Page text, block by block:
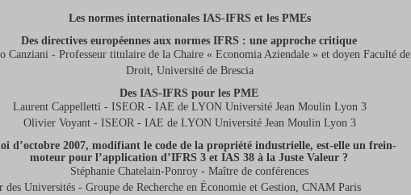
Les normes internationales IAS-IFRS et les PMEs
Des directives européennes aux normes IFRS : une approche critique
Canziani - Professeur titulaire de la Chaire « Economia Aziendale » et doyen Faculté de
Droit, Université de Brescia
Des IAS-IFRS pour les PME
Laurent Cappelletti - ISEOR - IAE de LYON Université Jean Moulin Lyon 3
Olivier Voyant - ISEOR - IAE de LYON Université Jean Moulin Lyon 3
d’octobre 2007, modifiant le code de la propriété industrielle, est-elle un frein-
moteur pour l’application d’IFRS 3 et IAS 38 à la Juste Valeur ?
Stéphanie Chatelain-Ponroy - Maître de conférences
Universités - Groupe de Recherche en Économie et Gestion, CNAM Paris